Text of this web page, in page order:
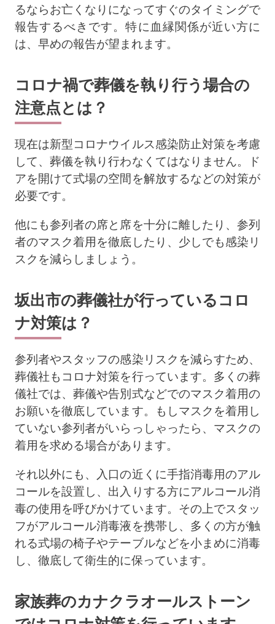
るならお亡くなりになってすぐのタイミングで
報告するべきです。特に血縁関係が近い方に
は、早めの報告が望まれます。
コロナ禍で葬儀を執り行う場合の
注意点とは？
現在は新型コロナウイルス感染防止対策を考慮
して、葬儀を執り行わなくてはなりません。ド
アを開けて式場の空間を解放するなどの対策が
必要です。
他にも参列者の席と席を十分に離したり、参列
者のマスク着用を徹底したり、少しでも感染リ
スクを減らしましょう。
坂出市の葬儀社が行っているコロ
ナ対策は？
参列者やスタッフの感染リスクを減らすため、
葬儀社もコロナ対策を行っています。多くの葬
儀社では、葬儀や告別式などでのマスク着用の
お願いを徹底しています。もしマスクを着用し
ていない参列者がいらっしゃったら、マスクの
着用を求める場合があります。
それ以外にも、入口の近くに手指消毒用のアル
コールを設置し、出入りする方にアルコール消
毒の使用を呼びかけています。その上でスタッ
フがアルコール消毒液を携帯し、多くの方が触
れる式場の椅子やテーブルなどを小まめに消毒
し、徹底して衛生的に保っています。
家族葬のカナクラオールストーン